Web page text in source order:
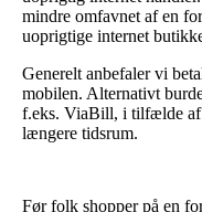
mindre omfavnet af en
uoprigtige internet
Generelt anbefaler vi
mobilen. Alternativt
f.eks. ViaBill, i tilfælde af
længere tidsrum.
Før folk shopper på en